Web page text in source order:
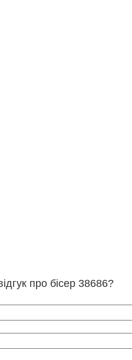
про бісер 38686?